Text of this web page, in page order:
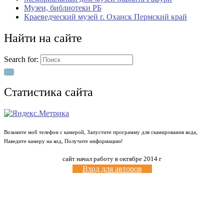
Музеи, библиотеки РБ
Краеведческий музей г. Оханск Пермский край
Найти на сайте
Search for:
Статистика сайта
Возьмите моб телефон с камерой, Запустите программу для сканирования кода,
Наведите камеру на код, Получите информацию!
сайт начал работу в октябре 2014 г
Вход для авторов